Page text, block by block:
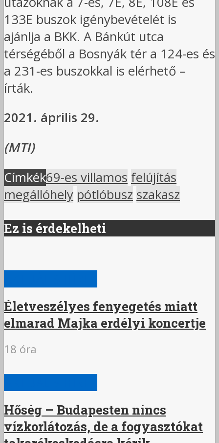
133E buszok igénybevételét is
ajánlja a BKK. A Bánkút utca
térségéből a Bosnyák tér a 124-es és
a 231-es buszokkal is elérhető –
írták.
2021. április 29.
(MTI)
Címkék69-es villamos felújítás
megállóhely pótlóbusz szakasz
Ez is érdekelheti
Életveszélyes fenyegetés miatt
elmarad Majka erdélyi koncertje
18 óra
Hőség – Budapesten nincs
vízkorlátozás, de a fogyasztókat